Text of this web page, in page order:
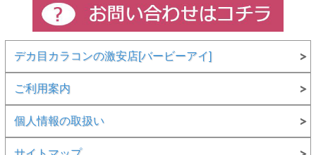
デカ目カラコンの激安店[バービーアイ]
ご利用案内
個人情報の取扱い